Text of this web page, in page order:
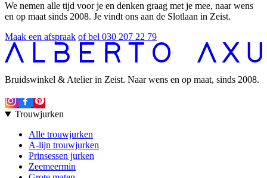
We nemen alle tijd voor je en denken graag met je mee, naar wens
en op maat sinds 2008. Je vindt ons aan de Slotlaan in Zeist.
Maak een afspraak of bel 030 207 22 79
Bruidswinkel & Atelier in Zeist. Naar wens en op maat, sinds 2008.
Trouwjurken
Alle trouwjurken
A-lijn trouwjurken
Prinsessen jurken
Zeemeermin